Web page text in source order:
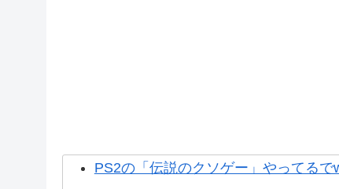
PS2の「伝説のクソゲー」やってるで